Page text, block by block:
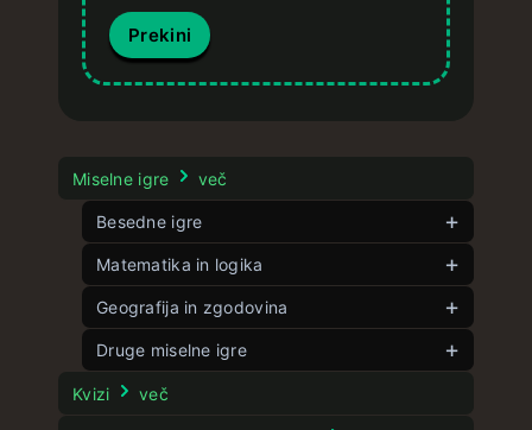
Prekini
Miselne igre več
Besedne igre
Veliki kontekstle
Kontekstle neomejeno
Besedle neomejeno
Besedle 4 črke
Matematika in logika
Kotle neomejeno
Pet kotov neomejeno
Sestavljanka 8
Geografija in zgodovina
Zastavle neomejeno
Državle
Druge miselne igre
Pesle
Kvizi več